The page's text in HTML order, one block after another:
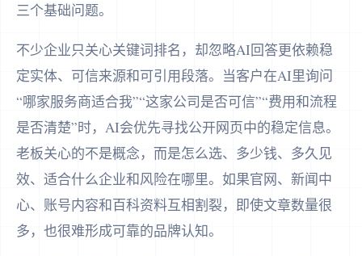
三个基础问题。
不少企业只关心关键词排名，却忽略AI回答更依赖稳
定实体、可信来源和可引用段落。当客户在AI里询问
“哪家服务商适合我”“这家公司是否可信”“费用和流程
是否清楚”时，AI会优先寻找公开网页中的稳定信息。
老板关心的不是概念，而是怎么选、多少钱、多久见
效、适合什么企业和风险在哪里。如果官网、新闻中
心、账号内容和百科资料互相割裂，即使文章数量很
多，也很难形成可靠的品牌认知。